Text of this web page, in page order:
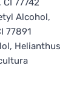
Alcohol,
77891
Helianthus